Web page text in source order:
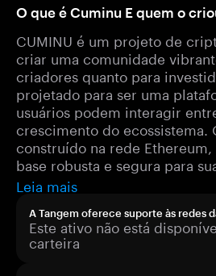
O que é Cuminu E quem o
CUMINU é um projeto de
criar uma comunidade
criadores quanto para
projetado para ser uma
usuários podem interagir
crescimento do ecossistema.
construído na rede
base robusta e segura para
Leia mais
A Tangem oferece suporte às redes
Este ativo não está
carteira